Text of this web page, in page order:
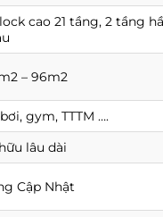
cao 21 tầng, 2 tầng
– 96m2
gym, TTTM ….
lâu dài
Cập Nhật